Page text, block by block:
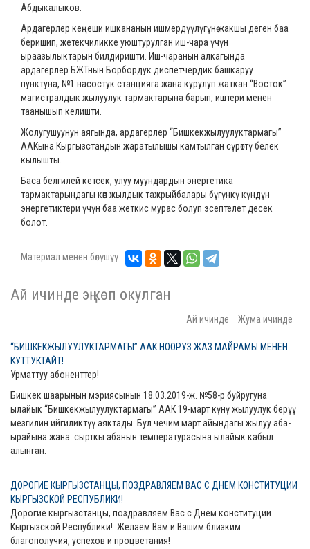
Абдыкалыков.
Ардагерлер кеңеши ишкананын ишмердүүлүгүнө жакшы деген баа
беришип, жетекчиликке уюштурулган иш-чара үчүн
ыраазылыктарын билдиришти. Иш-чаранын алкагында
ардагерлер БЖТнын Борбордук диспетчердик башкаруу
пунктуна, №1 насостук станцияга жана курулуп жаткан “Восток”
магистралдык жылуулук тармактарына барып, иштери менен
таанышып келишти.
Жолугушуунун аягында, ардагерлер “Бишкекжылуулуктармагы”
ААКына Кыргызстандын жаратылышы камтылган сүрөттү белек
кылышты.
Баса белгилей кетсек, улуу муундардын энергетика
тармактарындагы көп жылдык тажрыйбалары бүгүнкү күндүн
энергетиктери үчүн баа жеткис мурас болуп эсептелет десек
болот.
Материал менен бөлүшүү
Ай ичинде эң көп окулган
Ай ичинде Жума ичинде
“БИШКЕКЖЫЛУУЛУКТАРМАГЫ” ААК НООРУЗ ЖАЗ МАЙРАМЫ МЕНЕН
КУТТУКТАЙТ!
Урматтуу абоненттер!
Бишкек шаарынын мэриясынын 18.03.2019-ж. №58-р буйругуна
ылайык “Бишкекжылуулуктармагы” ААК 19-март күнү жылуулук берүү
мезгилин ийгиликтүү аяктады. Бул чечим март айындагы жылуу аба-
ырайына жана сырткы абанын температурасына ылайык кабыл
алынган.
ДОРОГИЕ КЫРГЫЗСТАНЦЫ, ПОЗДРАВЛЯЕМ ВАС С ДНЕМ КОНСТИТУЦИИ
КЫРГЫЗСКОЙ РЕСПУБЛИКИ!
Дорогие кыргызстанцы, поздравляем Вас с Днем конституции
Кыргызской Республики! Желаем Вам и Вашим близким
благополучия, успехов и процветания!